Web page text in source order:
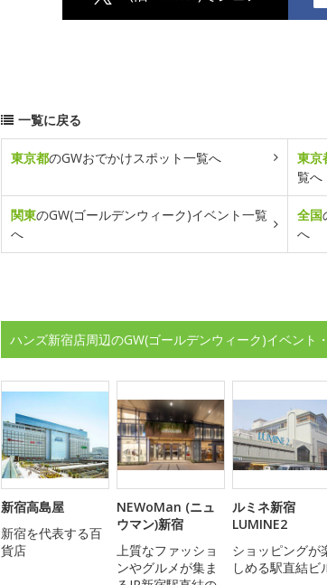
一覧に戻る
東京都のGWおでかけスポット一覧へ 東京
覧へ
関東のGW(ゴールデンウィーク)イベント一覧
へ
全国
へ
ハンズ新宿店周辺のGW(ゴールデンウィーク)イベント
新宿高島屋
新宿を代表する百
貨店
NEWoMan (ニュ
ウマン)新宿
上質なファッショ
ンやグルメが集ま
ルミネ新宿
LUMINE2
ショッピングが
しめる駅直結ビ